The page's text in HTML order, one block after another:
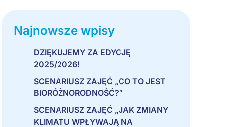
Najnowsze wpisy
DZIĘKUJEMY ZA EDYCJĘ
2025/2026!
SCENARIUSZ ZAJĘĆ „CO TO JEST
BIORÓŻNORODNOŚĆ?”
SCENARIUSZ ZAJĘĆ „JAK ZMIANY
KLIMATU WPŁYWAJĄ NA